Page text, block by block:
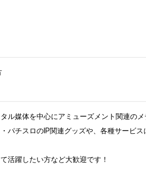
ル媒体を中心にアミューズメント関連のメ
パチスロのIP関連グッズや、各種サービス
活躍したい方など大歓迎です！